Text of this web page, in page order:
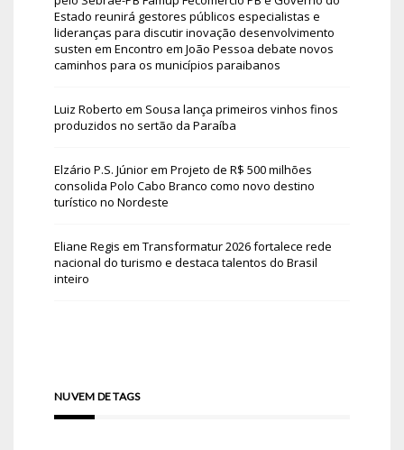
Estado reunirá gestores públicos especialistas e
lideranças para discutir inovação desenvolvimento
susten em Encontro em João Pessoa debate novos
caminhos para os municípios paraibanos
Luiz Roberto em Sousa lança primeiros vinhos finos
produzidos no sertão da Paraíba
Elzário P.S. Júniorem Projeto de R$ 500 milhões
consolida Polo Cabo Branco como novo destino
turístico no Nordeste
Eliane Regis em Transformatur 2026 fortalece rede
nacional do turismo e destaca talentos do Brasil
inteiro
NUVEM DE TAGS